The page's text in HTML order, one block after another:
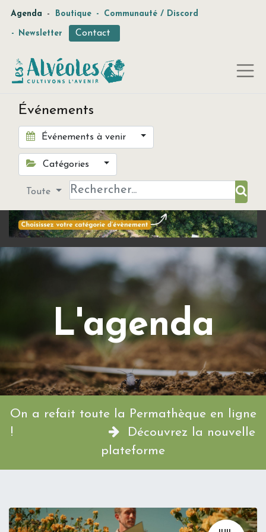
Agenda - Boutique - Communauté / Discord
- Newsletter Contact
Événements
Événements à venir
Catégories
Toute
L'agenda
On a refait toute la Permathèque en ligne
!
Découvrez la nouvelle
plateforme